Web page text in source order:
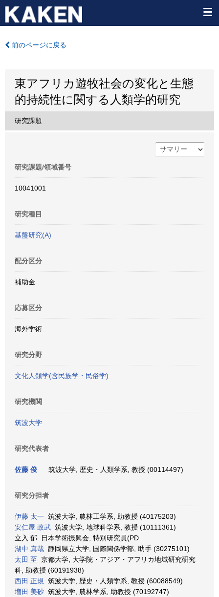
前のページに戻る
東アフリカ遊牧社会の変化と生態
的持続性に関する人類学的研究
研究課題
研究課題/領域番号
10041001
研究種目
基盤研究(A)
配分区分
補助金
応募区分
海外学術
研究分野
文化人類学(含民族学・民俗学)
研究機関
筑波大学
研究代表者
佐藤 俊 筑波大学, 歴史・人類学系, 教授 (00114497)
研究分担者
伊藤 太一 筑波大学, 農林工学系, 助教授 (40175203)
安仁屋 政武 筑波大学, 地球科学系, 教授 (10111361)
立入 郁 日本学術振興会, 特別研究員(PD
湖中 真哉 静岡県立大学, 国際関係学部, 助手 (30275101)
太田 至 京都大学, 大学院・アジア・アフリカ地域研究研究
科, 助教授 (60191938)
西田 正規
筑波大学, 歴史・人類学系, 教授 (60088549)
増田 美砂 筑波大学, 農林学系, 助教授 (70192747)